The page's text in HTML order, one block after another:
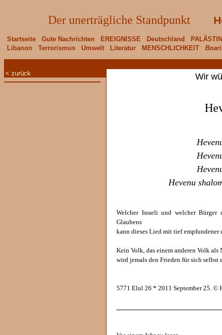
Der unerträgliche Standpunkt
Startseite Gute Nachrichten EREIGNISSE Deutschland
Libanon
Terrorismus Umwelt Literatur MENSCHLICHKEIT
< zurück Wir
Hevenu
Welcher Israeli und welcher Bürger
Glaubens
kann dieses Lied mit tief
Kein Volk, das einem anderen Volk
wird jemals den Frieden für sich selbst
5771 Elul 26 * 2011 September 25. ©